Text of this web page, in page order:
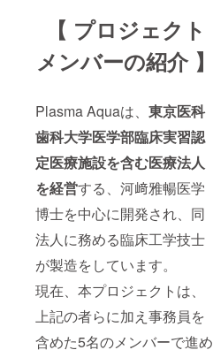
【 プロジェクト
メンバーの紹介 】
Plasma Aquaは、 東京医科
歯科大学医学部臨床実習認
定医療施設を含む医療法人
を経営する、河﨑雅暢医学
博士を中心に開発され、同
法人に務める臨床工学技士
が製造をしています。
現在、本プロジェクトは、
上記の者らに加え事務員を
含めた5名のメンバーで進め